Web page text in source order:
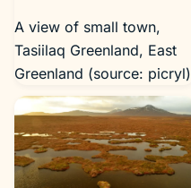
A view of small town,
Tasiilaq Greenland, East
Greenland (source: picryl)